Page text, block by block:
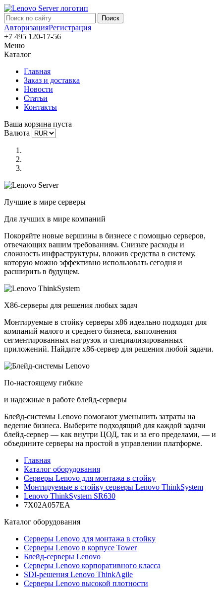
АвторизацияРегистрация
+7 495 120-17-56
Меню
Каталог
Главная
Заказ и доставка
Новости
Статьи
Контакты
Ваша корзина пуста
Валюта
Лучшие в мире серверы
Для лучших в мире компаний
Покоряйте новые вершины в бизнесе с помощью серверов,
отвечающих вашим требованиям. Снизьте расходы и
сложность инфраструктуры, вложив средства в систему,
которую можно эффективно использовать сегодня и
расширить в будущем.
X86-серверы для решения любых задач
Монтируемые в стойку серверы x86 идеально подходят для
компаний малого и среднего бизнеса, выполнения
сегментированных нагрузок и специализированных
приложений. Найдите x86-сервер для решения любой задачи.
По-настоящему гибкие
и надежные в работе блейд-серверы
Блейд-системы Lenovo помогают уменьшить затраты на
ведение бизнеса. Выберите подходящий для каждой задачи
блейд-сервер — как внутри ЦОД, так и за его пределами, — и
объедините серверы на простой в управлении платформе.
Главная
Каталог оборудования
Серверы Lenovo для монтажа в стойку
Монтируемые в стойку серверы Lenovo ThinkSystem
Lenovo ThinkSystem SR630
7X02A057EA
Каталог оборудования
Серверы Lenovo для монтажа в стойку
Серверы Lenovo в корпусе Tower
Блейд-серверы Lenovo
Cерверы Lenovo корпоративного класса
SDI-решения Lenovo ThinkAgile
Серверы Lenovo высокой плотности